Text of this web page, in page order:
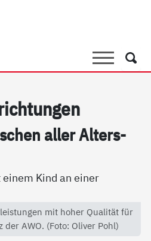
SucheSuche
al­ler Al­ters­
mit hoher Qualität für
AWO. (Foto: Oliver Pohl)